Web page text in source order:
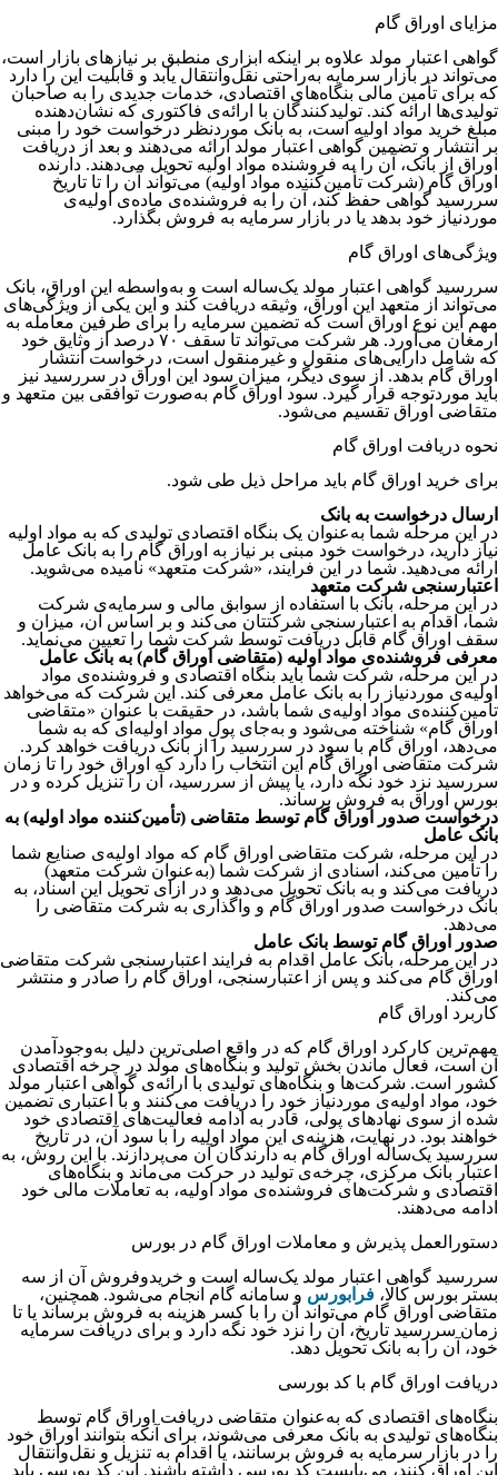
مزایای اوراق گام
گواهی اعتبار مولد علاوه بر اینکه ابزاری منطبق بر نیازهای بازار است،
می‌تواند در بازار سرمایه به‌راحتی نقل‌وانتقال یابد و قابلیت این را دارد
که برای تأمین مالی بنگاه‌های اقتصادی، خدمات جدیدی را به صاحبان
تولیدی‌ها ارائه کند. تولیدکنندگان با ارائه‌ی فاکتوری که نشان‌دهنده
مبلغ خرید مواد اولیه است، به بانک موردنظر درخواست خود را مبنی
بر انتشار و تضمین گواهی اعتبار مولد ارائه می‌دهند و بعد از دریافت
اوراق از بانک، آن را به فروشنده مواد اولیه تحویل می‌دهند. دارنده
اوراق گام (شرکت تأمین‌کننده مواد اولیه) می‌تواند آن را تا تاریخ
سررسید گواهی حفظ کند، آن را به فروشنده‌ی ماده‌ی اولیه‌ی
موردنیاز خود بدهد یا در بازار سرمایه به فروش بگذارد.
ویژگی‌های اوراق گام
سررسید گواهی اعتبار مولد یک‌ساله است و به‌واسطه این اوراق، بانک
می‌تواند از متعهد این اوراق، وثیقه دریافت کند و این یکی از ویژگی‌های
مهم این نوع اوراق است که تضمین سرمایه را برای طرفین معامله به
ارمغان می‌آورد. هر شرکت می‌تواند تا سقف ۷۰ درصد از وثایق خود
که شامل دارایی‌های منقول و غیرمنقول است، درخواست انتشار
اوراق گام بدهد. از سوی دیگر، میزان سود این اوراق در سررسید نیز
باید موردتوجه قرار گیرد. سود اوراق گام به‌صورت توافقی بین متعهد و
متقاضی اوراق تقسیم می‌شود.
نحوه دریافت اوراق گام
برای خرید اوراق گام باید مراحل ذیل طی شود.
ارسال درخواست به بانک
در این مرحله شما به‌عنوان یک بنگاه اقتصادی تولیدی که به مواد اولیه
نیاز دارید، درخواست خود مبنی بر نیاز به اوراق گام را به بانک عامل
ارائه می‌دهید. شما در این فرایند، «شرکت متعهد» نامیده می‌شوید.
اعتبارسنجی شرکت متعهد
در این مرحله، بانک با استفاده از سوابق مالی و سرمایه‌ی شرکت
شما، اقدام به اعتبارسنجیِ شرکتتان می‌کند و بر اساس آن، میزان و
سقف اوراق گام قابل دریافت توسط شرکت شما را تعیین می‌نماید.
معرفی فروشنده‌ی مواد اولیه (متقاضی اوراق گام) به بانک عامل
در این مرحله، شرکت شما باید بنگاه اقتصادی و فروشنده‌ی مواد
اولیه‌ی موردنیاز را به بانک عامل معرفی کند. این شرکت که می‌خواهد
تأمین‌کننده‌ی مواد اولیه‌ی شما باشد، در حقیقت با عنوان «متقاضی
اوراق گام» شناخته می‌شود و به‌جای پولِ مواد اولیه‌ای که به شما
می‌دهد، اوراق گام با سود در سررسید را از بانک دریافت خواهد کرد.
شرکت متقاضی اوراق گام این انتخاب را دارد که اوراق خود را تا زمان
سررسید نزد خود نگه دارد، یا پیش از سررسید، آن را تنزیل کرده و در
بورس اوراق به فروش برساند.
درخواست صدور اوراق گام توسط متقاضی (تأمین‌کننده مواد اولیه) به
بانک عامل
در این مرحله، شرکت متقاضی اوراق گام که مواد اولیه‌ی صنایع شما
را تأمین می‌کند، اسنادی از شرکت شما (به‌عنوان شرکت متعهد)
دریافت می‌کند و به بانک تحویل می‌دهد و در ازای تحویل این اسناد، به
بانک درخواست صدور اوراق گام و واگذاری به شرکت متقاضی را
می‌دهد.
صدور اوراق گام توسط بانک عامل
در این مرحله، بانک عامل اقدام به فرایند اعتبارسنجی شرکت متقاضی
اوراق گام می‌کند و پس از اعتبارسنجی، اوراق گام را صادر و منتشر
می‌کند.
کاربرد اوراق گام
مهم‌ترین کارکرد اوراق گام که در واقع اصلی‌ترین دلیل به‌وجودآمدن
آن است، فعال ماندن بخش تولید و بنگاه‌های مولد در چرخه اقتصادی
کشور است. شرکت‌ها و بنگاه‌های تولیدی با ارائه‌ی گواهی اعتبار مولد
خود، مواد اولیه‌ی موردنیاز خود را دریافت می‌کنند و با اعتباری تضمین
شده از سوی نهادهای پولی، قادر به ادامه فعالیت‌های اقتصادی خود
خواهند بود. در نهایت، هزینه‌ی این مواد اولیه را با سود آن، در تاریخ
سررسید یک‌ساله اوراق گام به دارندگان آن می‌پردازند. با این روش، به
اعتبار بانک مرکزی، چرخه‌ی تولید در حرکت می‌ماند و بنگاه‌های
اقتصادی و شرکت‌های فروشنده‌ی مواد اولیه، به تعاملات مالی خود
ادامه می‌دهند.
دستورالعمل پذیرش و معاملات اوراق گام در بورس
سررسید گواهی اعتبار مولد یک‌ساله است و خریدوفروش آن از سه
بستر بورس کالا، فرابورس و سامانه گام انجام می‌شود. همچنین،
متقاضی اوراق گام می‌تواند آن را با کسر هزینه به فروش برساند یا تا
زمان سررسید تاریخ، آن را نزد خود نگه دارد و برای دریافت سرمایه
خود، آن را به بانک تحویل دهد.
دریافت اوراق گام با کد بورسی
بنگاه‌های اقتصادی که به‌عنوان متقاضی دریافت اوراق گام توسط
بنگاه‌های تولیدی به بانک معرفی می‌شوند، برای آنکه بتوانند اوراق خود
را در بازار سرمایه به فروش برسانند، یا اقدام به تنزیل و نقل‌وانتقال
این اوراق کنند، می‌بایست کد بورسی داشته باشند. این کد بورسی باید